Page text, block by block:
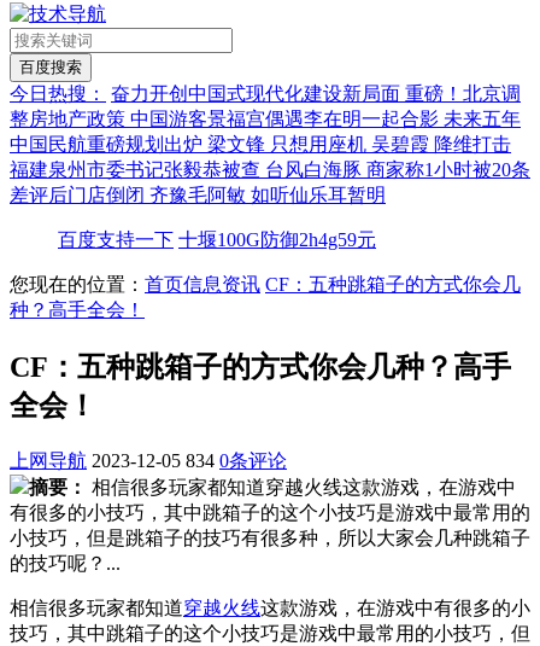
今日热搜： 奋力开创中国式现代化建设新局面 重磅！北京调
整房地产政策 中国游客景福宫偶遇李在明一起合影 未来五年
中国民航重磅规划出炉 梁文锋 只想用座机 吴碧霞 降维打击
福建泉州市委书记张毅恭被查 台风白海豚 商家称1小时被20条
差评后门店倒闭 齐豫毛阿敏 如听仙乐耳暂明
百度支持一下 十堰100G防御2h4g59元
您现在的位置： 首页信息资讯 CF：五种跳箱子的方式你会几
种？高手全会！
CF：五种跳箱子的方式你会几种？高手
全会！
上网导航 2023-12-05 834 0条评论
摘要： 相信很多玩家都知道穿越火线这款游戏，在游戏中
有很多的小技巧，其中跳箱子的这个小技巧是游戏中最常用的
小技巧，但是跳箱子的技巧有很多种，所以大家会几种跳箱子
的技巧呢？...
相信很多玩家都知道穿越火线这款游戏，在游戏中有很多的小
技巧，其中跳箱子的这个小技巧是游戏中最常用的小技巧，但